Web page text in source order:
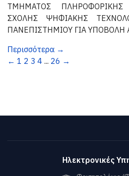
ΤΜΗΜΑΤΟΣ ΠΛΗΡΟΦΟΡΙΚΗΣ
ΣΧΟΛΗΣ ΨΗΦΙΑΚΗΣ
ΠΑΝΕΠΙΣΤΗΜΙΟΥ ΓΙΑ ΥΠΟΒΟΛΗ
Περισσότερα →
← 1 2 3 4 ... 26 →
Ηλεκτρονικές